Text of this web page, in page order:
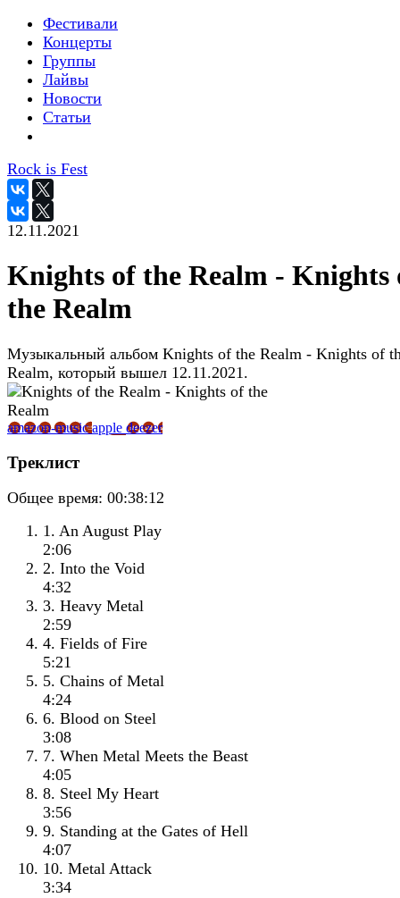
Фестивали
Концерты
Группы
Лайвы
Новости
Статьи
Rock is Fest
12.11.2021
Knights of the Realm - Knights
the Realm
Музыкальный альбом Knights of the Realm - Knights of
Realm, который вышел 12.11.2021.
amazon-musicapple deezer
Треклист
Общее время: 00:38:12
1. An August Play
2:06
2. Into the Void
4:32
3. Heavy Metal
2:59
4. Fields of Fire
5:21
5. Chains of Metal
4:24
6. Blood on Steel
3:08
7. When Metal Meets the Beast
4:05
8. Steel My Heart
3:56
9. Standing at the Gates of Hell
4:07
10. Metal Attack
3:34